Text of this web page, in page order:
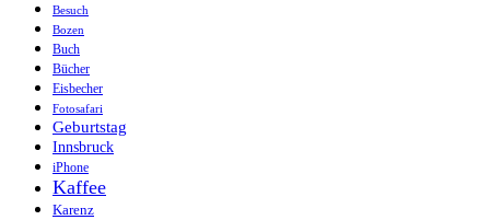
Besuch
Bozen
Buch
Bücher
Eisbecher
Fotosafari
Geburtstag
Innsbruck
iPhone
Kaffee
Karenz